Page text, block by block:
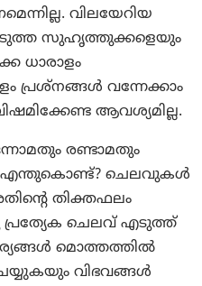
വിലയേറിയ
അടുത്ത സുഹൃത്തുക്കളെയും
ധാരാളം
പ്രശ്‌നങ്ങള്‍ വന്നേക്കാം
ആവശ്യമില്ല.
രണ്ടാമതും
എന്തുകൊണ്ട്? ചെലവുകള്‍
തിക്തഫലം
പ്രത്യേക ചെലവ് എടുത്ത്
മൊത്തത്തില്‍
വിഭവങ്ങള്‍